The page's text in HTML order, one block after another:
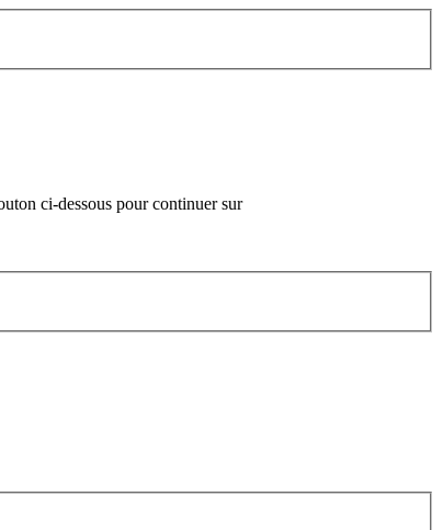
ci-dessous pour continuer sur